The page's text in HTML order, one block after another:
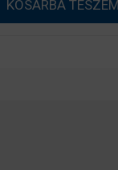
l
KOSÁRBA